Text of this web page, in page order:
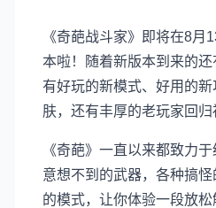
《奇葩战斗家》即将在8月
本啦！随着新版本到来的
有好玩的新模式、好用的
肤，还有丰厚的老玩家回归
《奇葩》一直以来都致力
意想不到的武器，各种搞
的模式，让你体验一段放